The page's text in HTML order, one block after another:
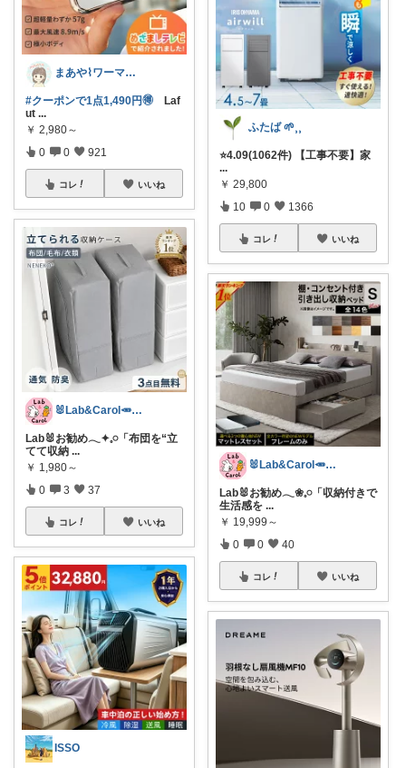
まあや⌇ワーママの暮らしとインテリア𓍯
#クーポンで1点1,490円🉐 Laf
ut ...
￥ 2,980～
0 0 921
コレ いいね
🐰Lab&Carol🥕のｲﾝﾃﾘｱ
Lab🐰お勧め𓂃✦𓈒𓏸「布団を“立
てて収納 ...
￥ 1,980～
0 3 37
コレ いいね
ISSO
ふたば 🌱⸒⸒
⭐️4.09(1062件) 【工事不要】家
...
￥ 29,800
10 0 1366
コレ いいね
🐰Lab&Carol🥕のｲﾝﾃﾘｱ
Lab🐰お勧め𓂃❀𓈒𓏸「収納付きで
生活感を ...
￥ 19,999～
0 0 40
コレ いいね